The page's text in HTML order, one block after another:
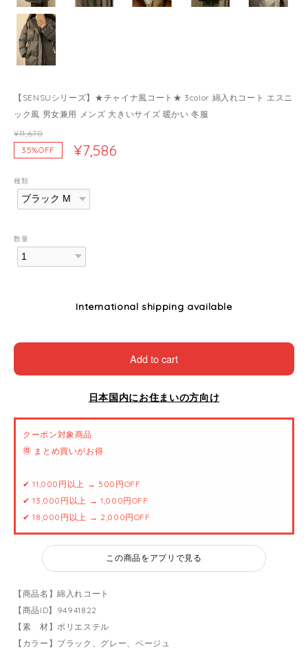
【SENSUシリーズ】★チャイナ風コート★ 3color 綿入れコート エスニ
ック風 男女兼用 メンズ 大きいサイズ 暖かい 冬服
¥11,670
35%OFF
¥7,586
種類
数量
International shipping available
Add to cart
日本国内にお住まいの方向け
クーポン対象商品
🉐 まとめ買いがお得
✔ 11,000円以上 → 500円OFF
✔ 13,000円以上 → 1,000円OFF
✔ 18,000円以上 → 2,000円OFF
この商品をアプリで見る
【商品名】綿入れコート
【商品ID】94941822
【素 材】ポリエステル
【カラー】ブラック、グレー、ベージュ